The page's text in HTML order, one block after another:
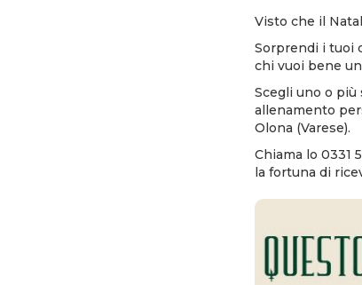
Visto che il
Sorprendi i tuoi
chi vuoi bene
Scegli uno o più
allenamento
Olona (Varese).
Chiama lo 0331
la fortuna di